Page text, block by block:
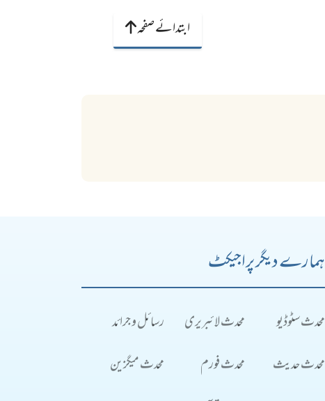
ابتدائے صفحہ
ہمارے دیگر پراجیکٹ
محدث سٹوڈیو محدث لائبریری
رسائل و جرائد
محدث حدیث
محدث فورم
محدث میگزین